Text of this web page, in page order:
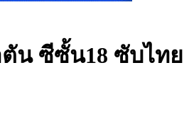
ตัน ซีซั้น18 ซับไทย